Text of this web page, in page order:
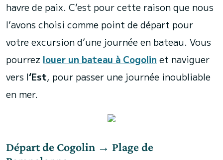
havre de paix. C’est pour cette raison que nous
l’avons choisi comme point de départ pour
votre excursion d’une journée en bateau. Vous
pourrez louer un bateau à Cogolin et naviguer
vers l‘Est, pour passer une journée inoubliable
en mer.
Départ de Cogolin → Plage de